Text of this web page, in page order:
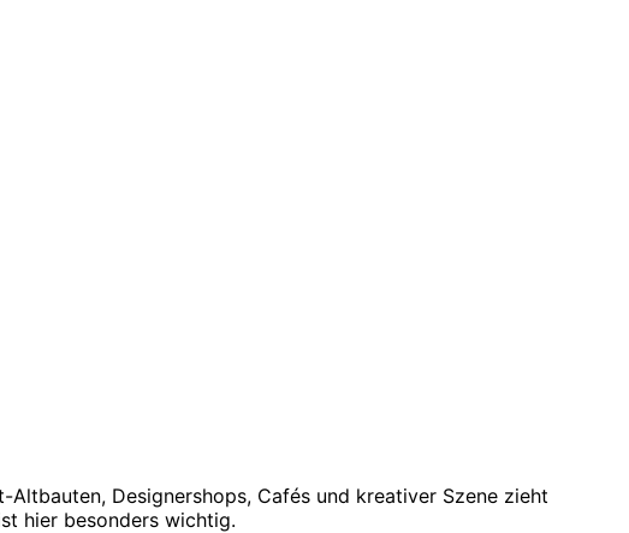
Designershops, Cafés und kreativer Szene zieht
hier besonders wichtig.